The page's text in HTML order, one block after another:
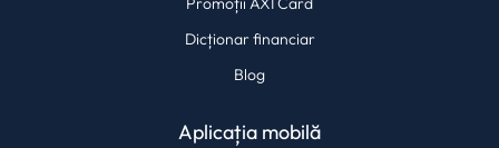
Dicționar financiar
Blog
Aplicația mobilă